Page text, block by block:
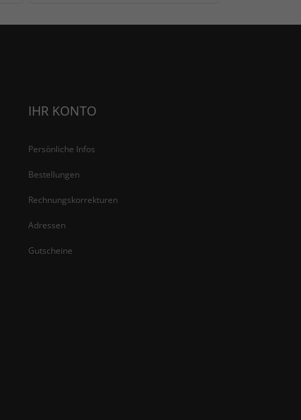
IHR KONTO
Persönliche Infos
Bestellungen
Rechnungskorrekturen
Adressen
Gutscheine